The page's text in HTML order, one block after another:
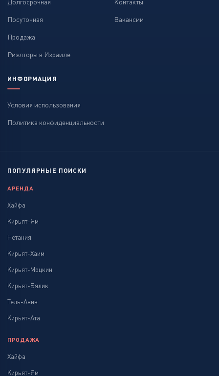
Долгосрочная
Посуточная
Продажа
Риэлторы в Израиле
Контакты
Вакансии
ИНФОРМАЦИЯ
Условия использования
Политика конфиденциальности
ПОПУЛЯРНЫЕ ПОИСКИ
АРЕНДА
Хайфа
Кирьят-Ям
Нетания
Кирьят-Хаим
Кирьят-Моцкин
Кирьят-Бялик
Тель-Авив
Кирьят-Ата
ПРОДАЖА
Хайфа
Кирьят-Ям